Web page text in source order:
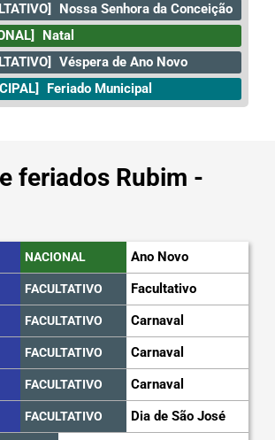
Nossa Senhora da Conceição
Natal
Véspera de Ano Novo
Feriado Municipal
feriados Rubim -
NACIONAL
Ano Novo
FACULTATIVO
Facultativo
FACULTATIVO
Carnaval
FACULTATIVO
Carnaval
FACULTATIVO
Carnaval
FACULTATIVO Dia de São José